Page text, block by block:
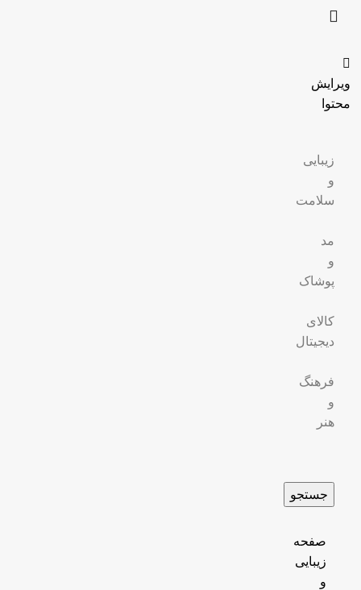
ویرایش
محتوا
زیبایی
و
سلامت
مد
و
پوشاک
کالای
دیجیتال
فرهنگ
و
هنر
جستجو
صفحه
زیبایی
و